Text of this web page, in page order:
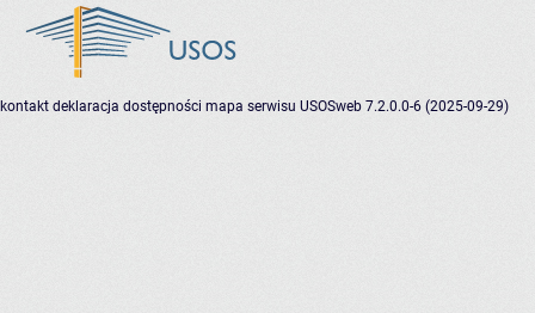
kontakt deklaracja dostępności mapa serwisu USOSweb 7.2.0.0-6 (2025-09-29)